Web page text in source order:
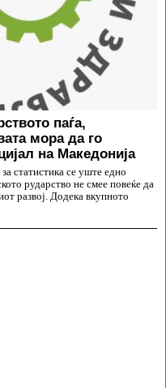
паѓа,
мора да го
на Македонија
статистика се уште едно
рударство не смее повеќе да
развој. Додека вкупното